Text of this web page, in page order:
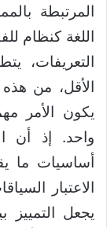
المرتبطة
اللغة كنظام
التعريفات،
الأقل، من
يكون الأمر
واحد. إذ أن
أساسيات ما
الاعتبار
يجعل